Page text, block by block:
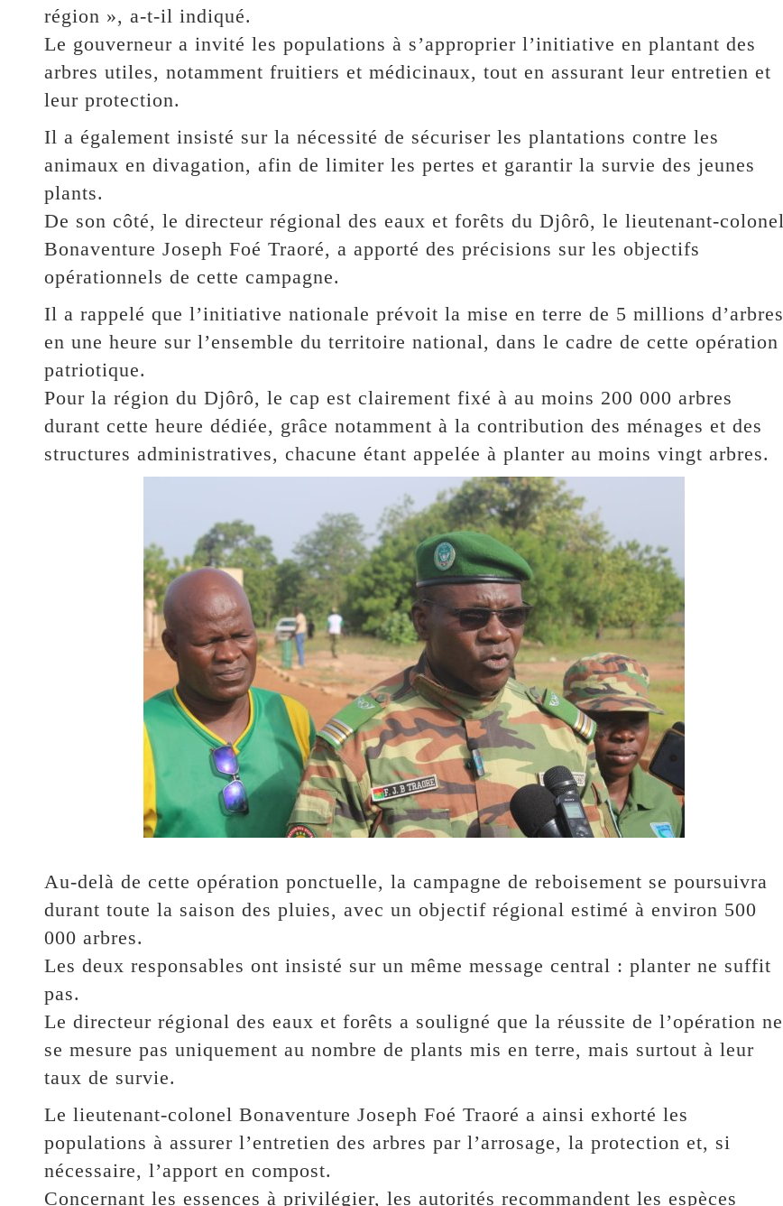
région », a-t-il indiqué.
Le gouverneur a invité les populations à s’approprier l’initiative en plantant des
arbres utiles, notamment fruitiers et médicinaux, tout en assurant leur entretien et
leur protection.
Il a également insisté sur la nécessité de sécuriser les plantations contre les
animaux en divagation, afin de limiter les pertes et garantir la survie des jeunes
plants.
De son côté, le directeur régional des eaux et forêts du Djôrô, le lieutenant-colonel
Bonaventure Joseph Foé Traoré, a apporté des précisions sur les objectifs
opérationnels de cette campagne.
Il a rappelé que l’initiative nationale prévoit la mise en terre de 5 millions d’arbres
en une heure sur l’ensemble du territoire national, dans le cadre de cette opération
patriotique.
Pour la région du Djôrô, le cap est clairement fixé à au moins 200 000 arbres
durant cette heure dédiée, grâce notamment à la contribution des ménages et des
structures administratives, chacune étant appelée à planter au moins vingt arbres.
Au-delà de cette opération ponctuelle, la campagne de reboisement se poursuivra
durant toute la saison des pluies, avec un objectif régional estimé à environ 500
000 arbres.
Les deux responsables ont insisté sur un même message central : planter ne suffit
pas.
Le directeur régional des eaux et forêts a souligné que la réussite de l’opération ne
se mesure pas uniquement au nombre de plants mis en terre, mais surtout à leur
taux de survie.
Le lieutenant-colonel Bonaventure Joseph Foé Traoré a ainsi exhorté les
populations à assurer l’entretien des arbres par l’arrosage, la protection et, si
nécessaire, l’apport en compost.
Concernant les essences à privilégier, les autorités recommandent les espèces